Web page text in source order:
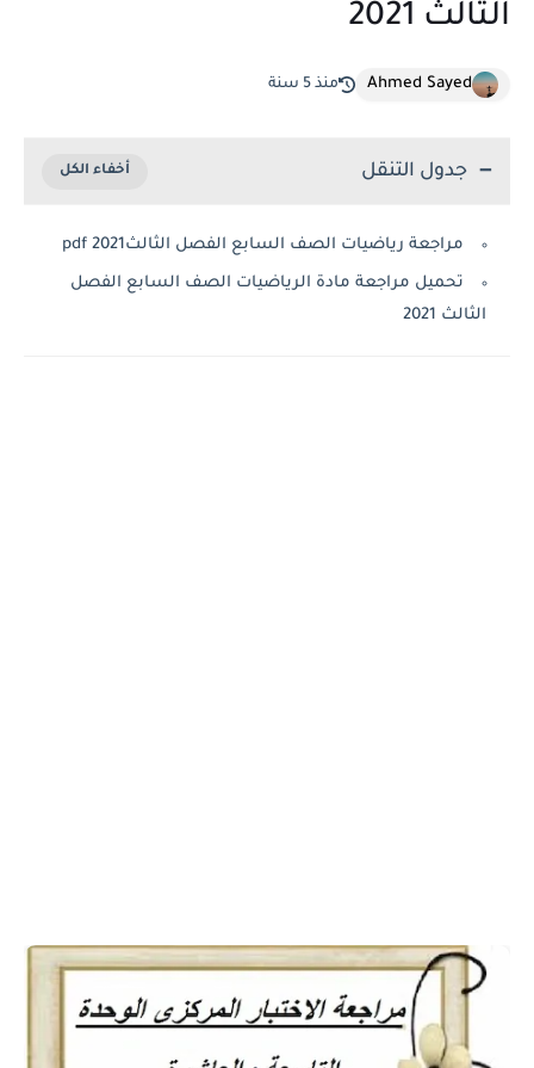
الثالث 2021
Ahmed Sayed منذ 5 سنة
جدول التنقل
مراجعة رياضيات الصف السابع الفصل الثالث2021 pdf
تحميل مراجعة مادة الرياضيات الصف السابع الفصل
الثالث 2021